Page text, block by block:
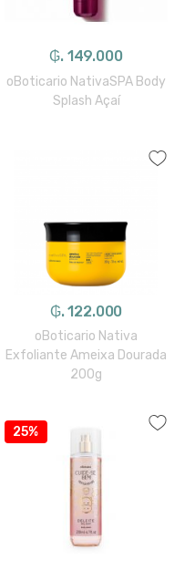
₲. 149.000
oBoticario NativaSPA Body
Splash Açaí
₲. 122.000
oBoticario Nativa
Exfoliante Ameixa Dourada
200g
25%